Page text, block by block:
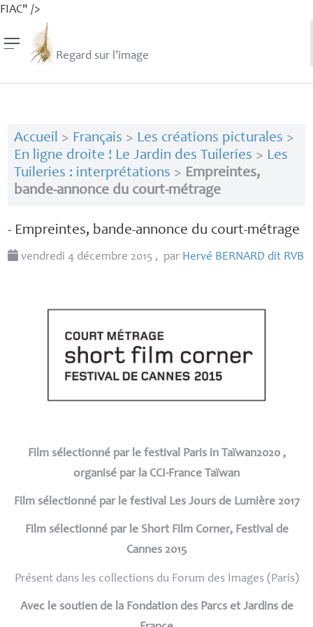
FIAC" />
Regard sur l’image
Accueil > Français > Les créations picturales >
En ligne droite ! Le Jardin des Tuileries > Les
Tuileries : interprétations > Empreintes,
bande-annonce du court-métrage
- Empreintes, bande-annonce du court-métrage
vendredi 4 décembre 2015 , par Hervé BERNARD dit RVB
Film sélectionné par le festival Paris in Taïwan2020 ,
organisé par la CCI-France Taïwan
Film sélectionné par le festival Les Jours de Lumière 2017
Film sélectionné par le Short Film Corner, Festival de
Cannes 2015
Présent dans les collections du Forum des Images (Paris)
Avec le soutien de la Fondation des Parcs et Jardins de